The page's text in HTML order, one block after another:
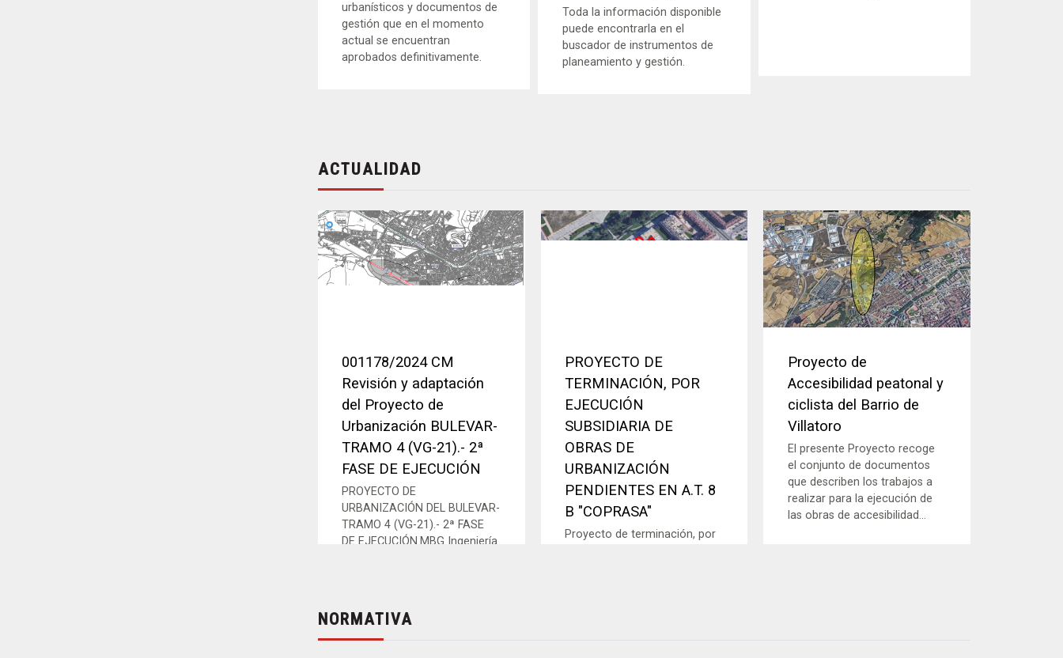
urbanísticos y documentos de
gestión que en el momento
actual se encuentran
aprobados definitivamente.
Toda la información disponible
puede encontrarla en el
buscador de instrumentos de
planeamiento y gestión.
ACTUALIDAD
001178/2024 CM
Revisión y adaptación
del Proyecto de
Urbanización BULEVAR-
TRAMO 4 (VG-21).- 2ª
FASE DE EJECUCIÓN
PROYECTO DE
URBANIZACIÓN DEL BULEVAR-
TRAMO 4 (VG-21).- 2ª FASE
DE EJECUCIÓN.MBG Ingeniería
PROYECTO DE
TERMINACIÓN, POR
EJECUCIÓN
SUBSIDIARIA DE
OBRAS DE
URBANIZACIÓN
PENDIENTES EN A.T. 8
B "COPRASA"
Proyecto de terminación, por
Proyecto de
Accesibilidad peatonal y
ciclista del Barrio de
Villatoro
El presente Proyecto recoge
el conjunto de documentos
que describen los trabajos a
realizar para la ejecución de
las obras de accesibilidad...
NORMATIVA